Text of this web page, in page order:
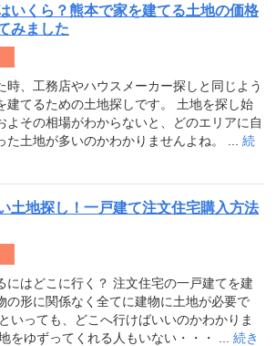
いくら？熊本で家を建てる土地の価格
みました
時、工務店やハウスメーカー探しと同じよう
建てるための土地探しです。 土地を探し始
よその相場がわからないと、どのエリアに自
た土地が多いのかわかりませんよね。 ... 続
土地探し！一戸建て注文住宅購入方法
にはどこに行く？ 注文住宅の一戸建てを建
の形に関係なく全てに建物に土地が必要で
いっても、どこへ行けばいいのかわかりま
をゆずってくれる人もいない・・・ ... 続き